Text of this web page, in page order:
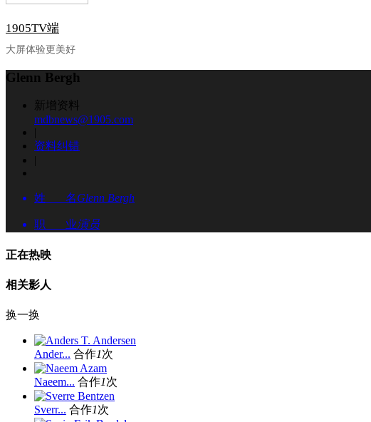
1905TV端
大屏体验更美好
Glenn Bergh
新增资料
mdbnews@1905.com
|
资料纠错
|
姓 名Glenn Bergh
职 业演员
正在热映
相关影人
换一换
Ander... 合作1次
Naeem... 合作1次
Sverr... 合作1次